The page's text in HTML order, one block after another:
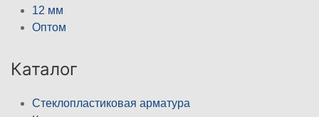
12 мм
Оптом
Каталог
Стеклопластиковая арматура